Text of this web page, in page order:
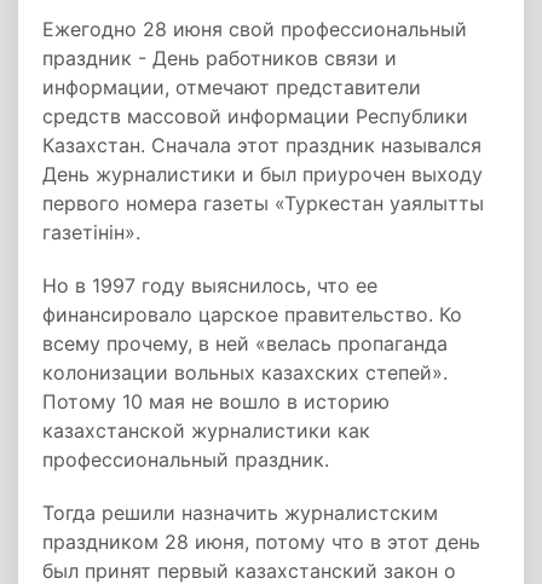
Ежегодно 28 июня свой профессиональный
праздник - День работников связи и
информации, отмечают представители
средств массовой информации Республики
Казахстан. Сначала этот праздник назывался
День журналистики и был приурочен выходу
первого номера газеты «Туркестан уаялытты
газетiнiн».
Но в 1997 году выяснилось, что ее
финансировало царское правительство. Ко
всему прочему, в ней «велась пропаганда
колонизации вольных казахских степей».
Потому 10 мая не вошло в историю
казахстанской журналистики как
профессиональный праздник.
Тогда решили назначить журналистским
праздником 28 июня, потому что в этот день
был принят первый казахстанский закон о